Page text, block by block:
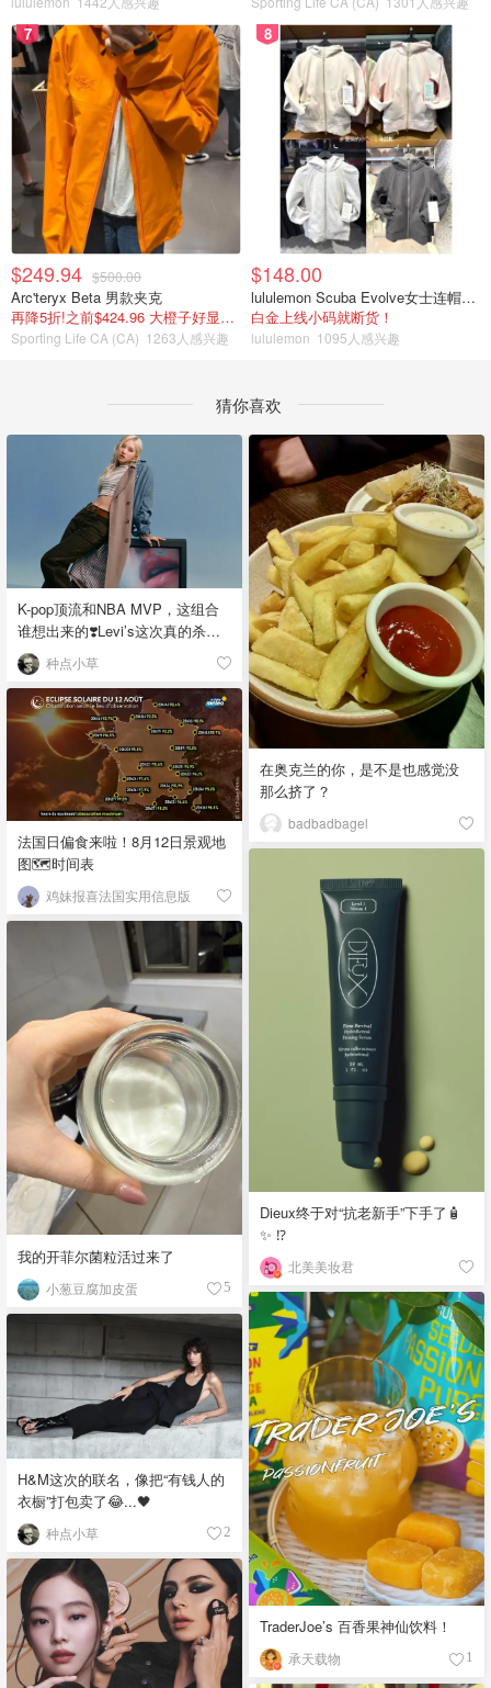
7
$249.94 $500.00
Arc'teryx Beta 男款夹克
再降5折!之前$424.96 大橙子好显白 蹲补
Sporting Life CA (CA) 1263人感兴趣
8
$148.00
lululemon Scuba Evolve女士连帽卫衣 全拉链
白金上线小码就断货！
lululemon 1095人感兴趣
猜你喜欢
K-pop顶流和NBA MVP，这组合
谁想出来的❣️Levi’s这次真的杀疯
了！ 种点小草
在奥克兰的你，是不是也感觉没
那么挤了？
badbadbagel
法国日偏食来啦！8月12日景观地
图🗺️时间表
鸡妹报喜法国实用信息版
Dieux终于对“抗老新手”下手了🧴
✨ ⁉️
北美美妆君
我的开菲尔菌粒活过来了
小葱豆腐加皮蛋 5
TraderJoe’s 百香果神仙饮料！
承天载物 1
H&M这次的联名，像把“有钱人的
衣橱”打包卖了😂...🖤
种点小草 2